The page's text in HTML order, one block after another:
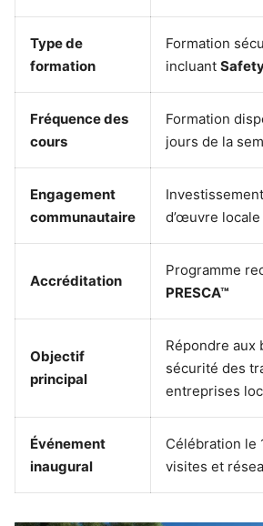
Type de
formation
Formation
incluant
Fréquence des
cours
Formation
jours de la
Engagement
communautaire
d’œuvre
Accréditation
Programme
PRESCA™
Objectif
principal
Répondre aux
sécurité des
entreprises
Événement
inaugural
Célébration le
visites et